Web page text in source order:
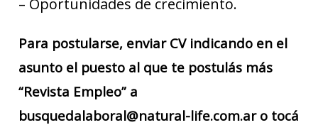
Para postularse, enviar CV indicando en el
asunto el puesto al que te postulás más
“Revista Empleo” a
busquedalaboral@natural-life.com.ar o tocá